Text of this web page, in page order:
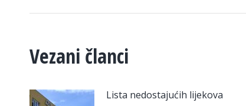
Vezani članci
Lista nedostajućih lijekova